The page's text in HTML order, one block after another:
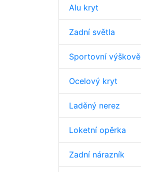
Alu kryt
Zadní světla
Sportovní výškově
Ocelový kryt
Laděný nerez
Loketní opěrka
Zadní nárazník